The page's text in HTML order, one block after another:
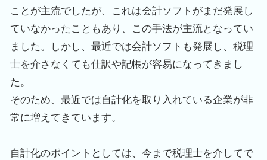
ことが主流でしたが、これは会計ソフトがまだ発展し
ていなかったこともあり、この手法が主流となってい
ました。しかし、最近では会計ソフトも発展し、税理
士を介さなくても仕訳や記帳が容易になってきまし
た。
そのため、最近では自計化を取り入れている企業が非
常に増えてきています。
自計化のポイントとしては、今まで税理士を介してで